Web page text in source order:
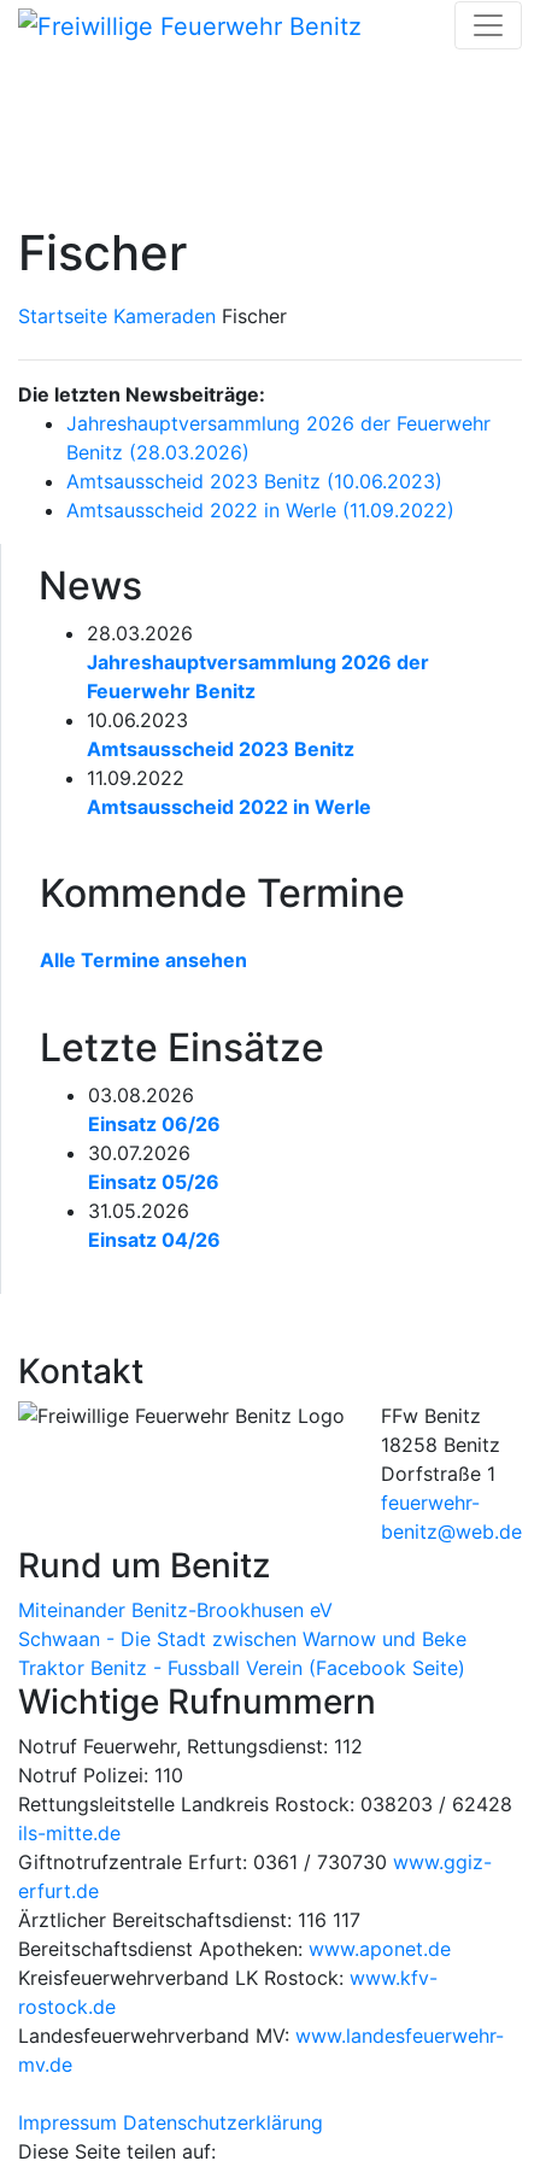
Skip
Fischer
Startseite Kameraden Fischer
Die letzten Newsbeiträge:
Jahreshauptversammlung 2026 der Feuerwehr
Benitz (28.03.2026)
Amtsausscheid 2023 Benitz (10.06.2023)
Amtsausscheid 2022 in Werle (11.09.2022)
News
28.03.2026
Jahreshauptversammlung 2026 der
Feuerwehr Benitz
10.06.2023
Amtsausscheid 2023 Benitz
11.09.2022
Amtsausscheid 2022 in Werle
Kommende Termine
Alle Termine ansehen
Letzte Einsätze
03.08.2026
Einsatz 06/26
30.07.2026
Einsatz 05/26
31.05.2026
Einsatz 04/26
Kontakt
FFw Benitz
18258 Benitz
Dorfstraße 1
feuerwehr-
benitz@web.de
Rund um Benitz
Miteinander Benitz-Brookhusen eV
Schwaan - Die Stadt zwischen Warnow und Beke
Traktor Benitz - Fussball Verein (Facebook Seite)
Wichtige Rufnummern
Notruf Feuerwehr, Rettungsdienst: 112
Notruf Polizei: 110
Rettungsleitstelle Landkreis Rostock: 038203 / 62428
ils-mitte.de
Giftnotrufzentrale Erfurt: 0361 / 730730 www.ggiz-
erfurt.de
Ärztlicher Bereitschaftsdienst: 116 117
Bereitschaftsdienst Apotheken: www.aponet.de
Kreisfeuerwehrverband LK Rostock: www.kfv-
rostock.de
Landesfeuerwehrverband MV: www.landesfeuerwehr-
mv.de
Impressum Datenschutzerklärung
Diese Seite teilen auf: